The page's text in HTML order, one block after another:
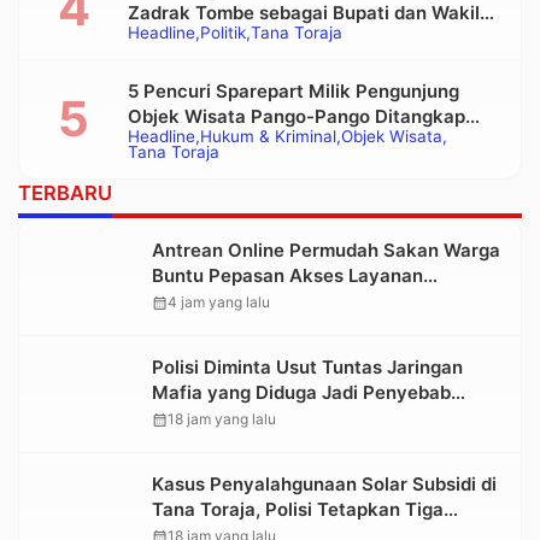
Headline Politik Tana Toraja
Zadrak Tombe sebagai Bupati dan Wakil
Bupati Tana Toraja Terpilih
Headline Hukum & Kriminal Objek Wisata
Tana Toraja
5 Pencuri Sparepart Milik Pengunjung
Objek Wisata Pango-Pango Ditangkap
Polisi
TERBARU
Antrean Online Permudah Sakan Warga
Buntu Pepasan Akses Layanan
Kesehatan Tanpa Hambatan
calendar_month4 jam yang lalu
Polisi Diminta Usut Tuntas Jaringan
Mafia yang Diduga Jadi Penyebab
Kelangkaan BBM di Toraja
calendar_month18 jam yang lalu
Kasus Penyalahgunaan Solar Subsidi di
Tana Toraja, Polisi Tetapkan Tiga
Tersangka Baru
18 jam yang lalu